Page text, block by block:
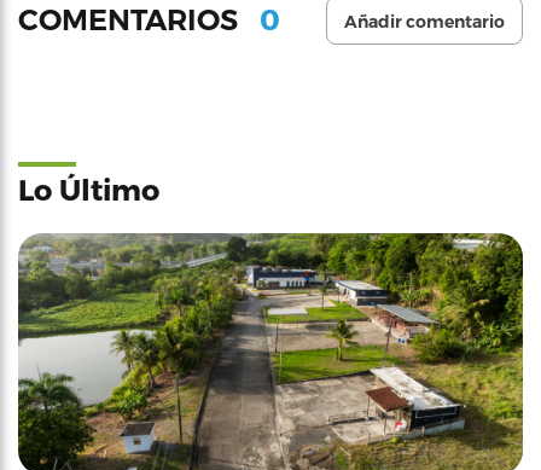
COMENTARIOS 0 Añadir comentario
Lo Último